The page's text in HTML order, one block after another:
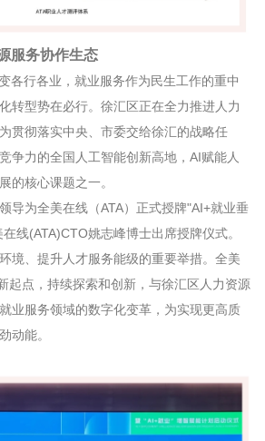
服务协作生态
各行各业，就业服务作为民生工作的重中
转型势在必行。徐汇区正在全力推进人力
贯彻落实中央、市委交给徐汇的战略任
争力的全国人工智能创新高地， AI赋能人
的核心课题之一。
导为全美在线（ATA）正式授牌"AI+就业垂
在线(ATA)CTO姚志峰博士出席授牌仪式。
境、提升人才服务能级的重要举措。全美
起点，持续探索和创新，与徐汇区人力资源
业服务领域的数字化变革，为实现更高质
动能。